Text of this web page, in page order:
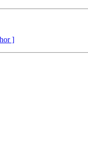
]